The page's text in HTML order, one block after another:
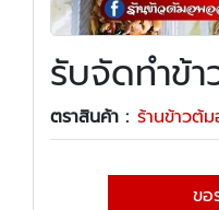
รับจัดทำข้
ตราสินค้า : ร้านข้าวต้
ขอ